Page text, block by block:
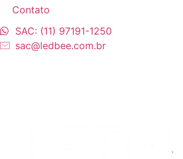
Contato
SAC: (11) 97191-1250
sac@ledbee.com.br